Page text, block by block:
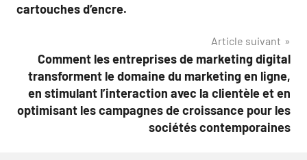
l’article
cartouches d’encre.
Article suivant
Comment les entreprises de marketing digital
transforment le domaine du marketing en ligne,
en stimulant l’interaction avec la clientèle et en
optimisant les campagnes de croissance pour les
sociétés contemporaines